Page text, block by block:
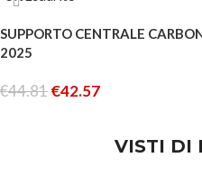
SUPPORTO CENTRALE
2025
€44.81€42.57
VISTI DI